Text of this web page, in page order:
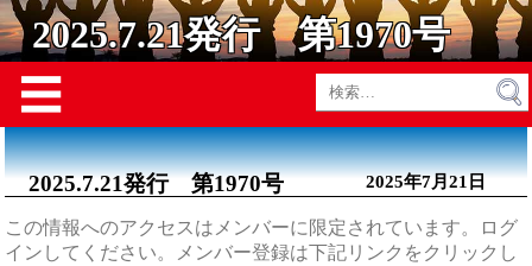
2025.7.21発行 第1970号
☰
検
索:
2025.7.21発行 第1970号 2025年7月21日
この情報へのアクセスはメンバーに限定されています。ログ
インしてください。メンバー登録は下記リンクをクリックし